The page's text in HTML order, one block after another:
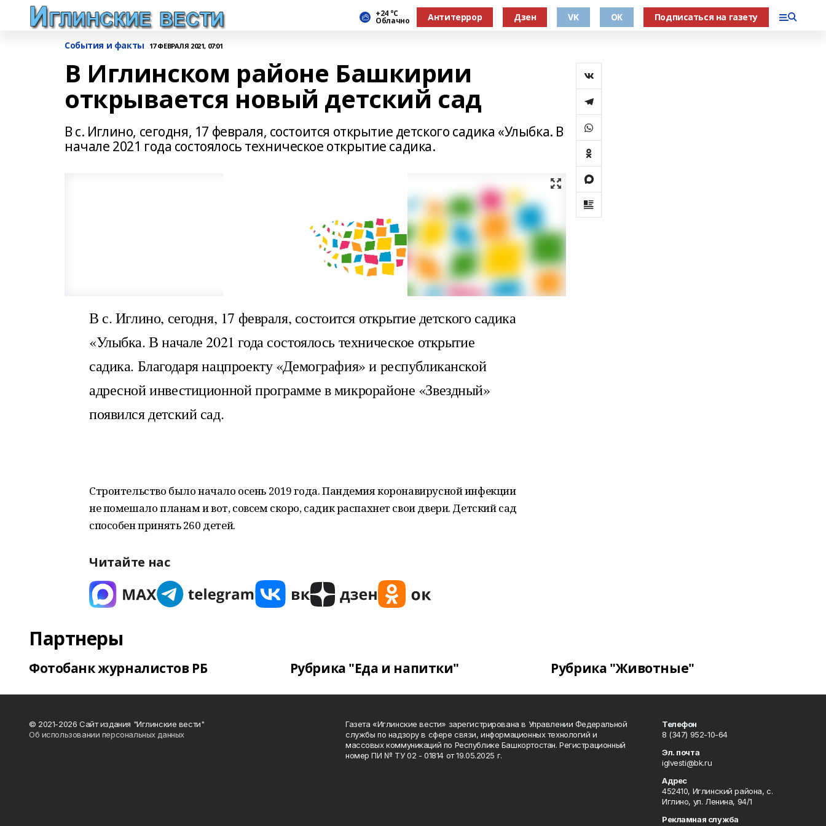
+24 °С
Облачно Антитеррор Дзен VK OK Подписаться на газету
События и факты 17 ФЕВРАЛЯ 2021, 07:01
В Иглинском районе Башкирии
открывается новый детский сад
В с. Иглино, сегодня, 17 февраля, состоится открытие детского садика «Улыбка. В
начале 2021 года состоялось техническое открытие садика.
В с. Иглино, сегодня, 17 февраля, состоится открытие детского садика
«Улыбка. В начале 2021 года состоялось техническое открытие
садика. Благодаря нацпроекту «Демография» и республиканской
адресной инвестиционной программе в микрорайоне «Звездный»
появился детский сад.
Строительство было начало осень 2019 года. Пандемия коронавирусной инфекции
не помешало планам и вот, совсем скоро, садик распахнет свои двери. Детский сад
способен принять 260 детей.
Читайте нас
Партнеры
Фотобанк журналистов РБ Рубрика "Еда и напитки" Рубрика "Животные"
© 2021-2026 Сайт издания "Иглинские вести"
Об использовании персональных данных
Газета «Иглинские вести» зарегистрирована в Управлении Федеральной
службы по надзору в сфере связи, информационных технологий и
массовых коммуникаций по Республике Башкортостан. Регистрационный
номер ПИ № ТУ 02 - 01814 от 19.05.2025 г.
Телефон
8 (347) 952-10-64
Эл. почта
iglvesti@bk.ru
Адрес
452410, Иглинский района, с.
Иглино, ул. Ленина, 94/1
Рекламная служба